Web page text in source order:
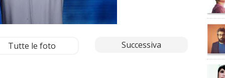
Tutte le foto Successiva